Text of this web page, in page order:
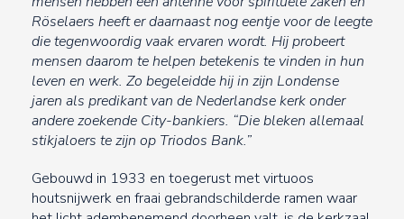
Röselaers heeft er daarnaast nog eentje voor de leegte
die tegenwoordig vaak ervaren wordt. Hij probeert
mensen daarom te helpen betekenis te vinden in hun
leven en werk. Zo begeleidde hij in zijn Londense
jaren als predikant van de Nederlandse kerk onder
andere zoekende City-bankiers. “Die bleken allemaal
stikjaloers te zijn op Triodos Bank.”
Gebouwd in 1933 en toegerust met virtuoos
houtsnijwerk en fraai gebrandschilderde ramen waar